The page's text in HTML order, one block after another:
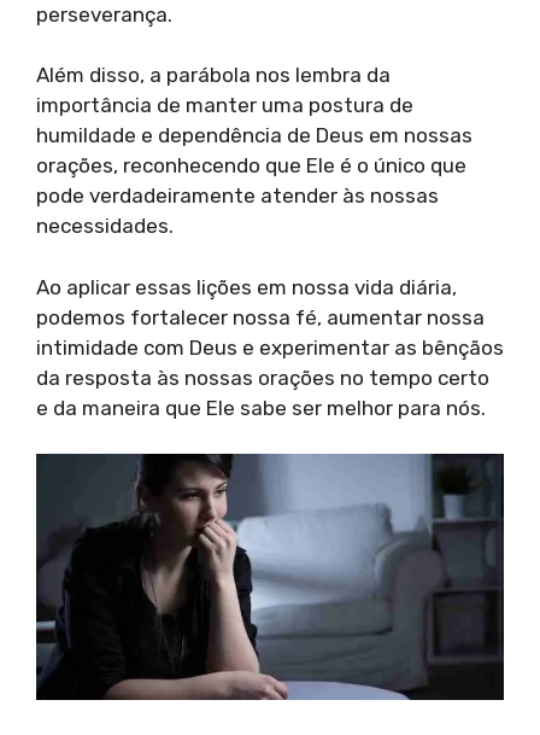
perseverança.
Além disso, a parábola nos lembra da
importância de manter uma postura de
humildade e dependência de Deus em nossas
orações, reconhecendo que Ele é o único que
pode verdadeiramente atender às nossas
necessidades.
Ao aplicar essas lições em nossa vida diária,
podemos fortalecer nossa fé, aumentar nossa
intimidade com Deus e experimentar as bênçãos
da resposta às nossas orações no tempo certo
e da maneira que Ele sabe ser melhor para nós.